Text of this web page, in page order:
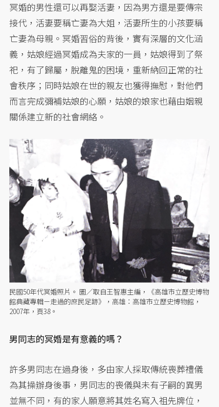
冥婚的男性還可以再娶活妻，因為男方還是要傳宗
接代，活妻要稱亡妻為大姐，活妻所生的小孩要稱
亡妻為母親。冥婚習俗的背後，實有深層的文化涵
義，姑娘經過冥婚成為夫家的一員，姑娘得到了祭
祀，有了歸屬，脫離鬼的困境，重新納回正常的社
會秩序；同時姑娘在世的親友也獲得撫慰，對他們
而言完成彌補姑娘的心願，姑娘的娘家也藉由姻親
關係建立新的社會網絡。
民國50年代冥婚照片。 圖／取自王智惠主編，《高雄市立歷史博物
館典藏專輯－走過的庶民足跡》，高雄：高雄市立歷史博物館，
2007年，頁38。
男同志的冥婚是有意義的嗎？
許多男同志在過身後，多由家人採取傳統喪葬禮儀
為其操辦身後事，男同志的喪儀與未有子嗣的異男
並無不同，有的家人願意將其姓名寫入祖先牌位，